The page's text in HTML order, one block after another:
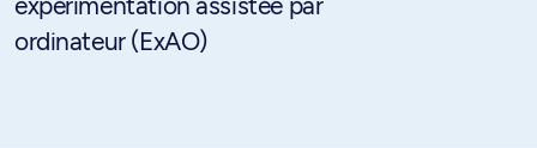
ordinateur (ExAO)